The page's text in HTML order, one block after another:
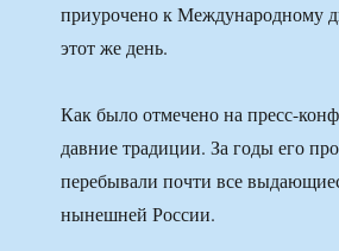
приурочено к Международному
этот же день.
Как было отмечено на пресс-
давние традиции. За годы его
перебывали почти все
нынешней России.